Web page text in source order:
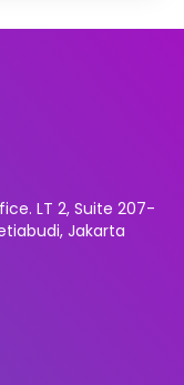
LT 2, Suite 207-
Jakarta